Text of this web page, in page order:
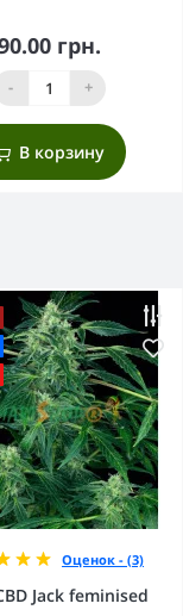
грн.
- +
В корзину
Оценок - (3)
Jack feminised